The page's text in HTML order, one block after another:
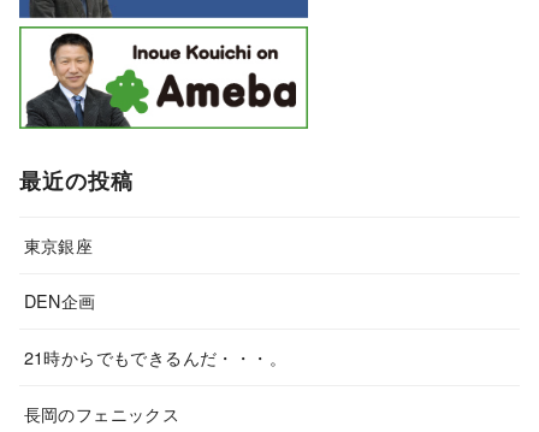
最近の投稿
東京銀座
DEN企画
21時からでもできるんだ・・・。
長岡のフェニックス